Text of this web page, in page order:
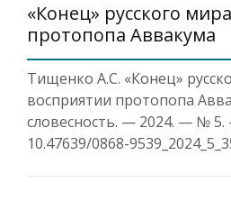
«Конец» русского
протопопа Аввакума
Тищенко А.С. «Конец»
восприятии протопопа
словесность. — 2024. — № 5.
10.47639/0868-